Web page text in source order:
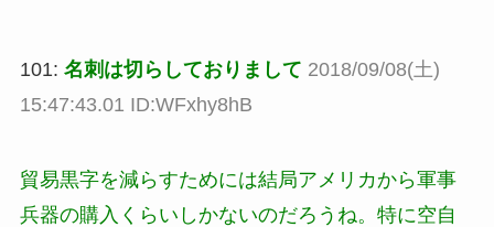
101: 名刺は切らしておりまして 2018/09/08(土)
15:47:43.01 ID:WFxhy8hB
貿易黒字を減らすためには結局アメリカから軍事
兵器の購入くらいしかないのだろうね。特に空自